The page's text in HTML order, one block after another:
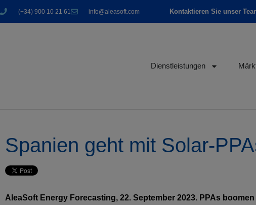
(+34) 900 10 21 61 info@aleasoft.com Kontaktieren Sie unser
Dienstleistungen
Spanien geht mit Solar-
AleaSoft Energy Forecasting, 22. September 2023. PPAs